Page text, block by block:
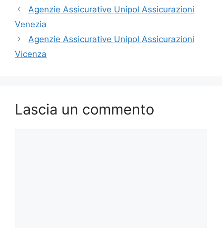
Agenzie Assicurative Unipol Assicurazioni
Venezia
Agenzie Assicurative Unipol Assicurazioni
Vicenza
Lascia un commento